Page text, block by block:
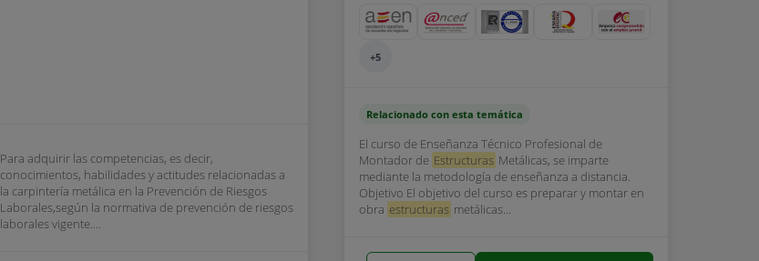
Para adquirir las competencias, es decir,
conocimientos, habilidades y actitudes relacionadas a
la carpintería metálica en la Prevención de Riesgos
Laborales,según la normativa de prevención de riesgos
laborales vigente....
+5
Relacionado con esta temática
El curso de Enseñanza Técnico Profesional de
Montador de Estructuras Metálicas, se imparte
mediante la metodología de enseñanza a distancia.
Objetivo El objetivo del curso es preparar y montar en
obra estructuras metálicas...